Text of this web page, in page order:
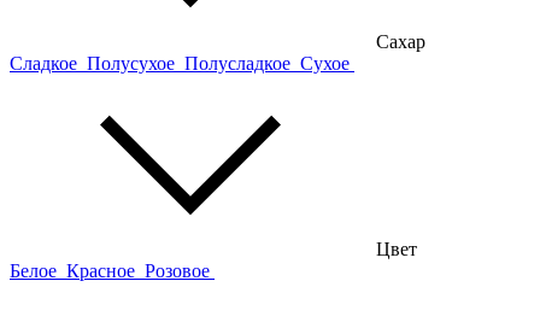
Сахар
Сладкое Полусухое Полусладкое Сухое
Цвет
Белое Красное Розовое